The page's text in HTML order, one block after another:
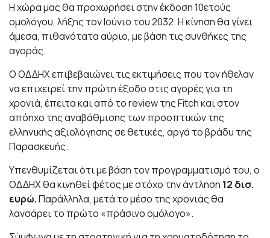
Η χώρα μας θα προχωρήσει στην έκδοση 10ετούς
ομολόγου, λήξης τον Ιούνιο του 2032. Η κίνηση θα γίνει
άμεσα, πιθανότατα αύριο, με βάση τις συνθήκες της
αγοράς.
Ο ΟΔΔΗΧ επιβεβαιώνει τις εκτιμήσεις που τον ήθελαν
να επιχειρεί την πρώτη έξοδο στις αγορές για τη
χρονιά, έπειτα και από το review της Fitch και στον
απόηχο της αναβάθμισης των προοπτικών της
ελληνικής αξιολόγησης σε θετικές, αργά το βράδυ της
Παρασκευής.
Υπενθυμίζεται ότι με βάση τον προγραμματισμό του, ο
ΟΔΔΗΧ θα κινηθεί φέτος με στόχο την άντληση 12 δισ.
ευρώ.Παράλληλα, μετά το μέσο της χρονιάς θα
λανσάρει το πρώτο «πράσινο ομόλογο».